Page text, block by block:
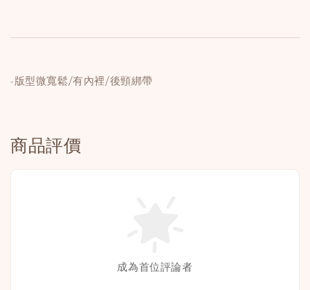
-版型微寬鬆/有內裡/後頸綁帶
商品評價
成為首位評論者